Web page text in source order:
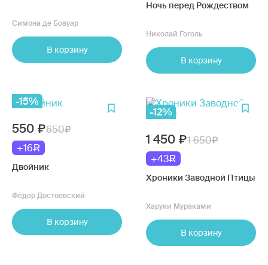
Симона де Бовуар
В корзину
Ночь перед Рождеством
Николай Гоголь
В корзину
-15%
550
650
+16
Двойник
Фёдор Достоевский
В корзину
-12%
1 450
1 650
+43
Хроники Заводной Птицы
Харуки Мураками
В корзину